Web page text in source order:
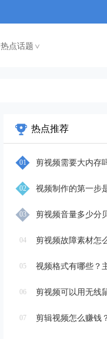
热点话题 <
热点推荐
01 剪视频需要大内存
02 视频制作的第一步
03 剪视频音量多少分
04 剪视频故障素材怎
05 视频格式有哪些？
06 剪视频可以用无线
07 剪辑视频怎么赚钱